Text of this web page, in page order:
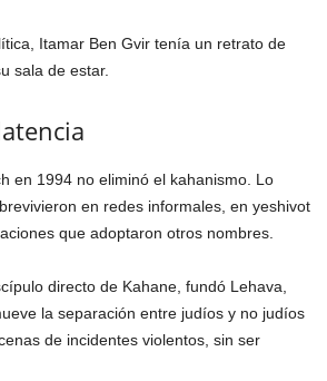
Itamar Ben Gvir tenía un retrato de
sala de estar.
en 1994 no eliminó el kahanismo. Lo
en redes informales, en yeshivot
que adoptaron otros nombres.
directo de Kahane, fundó Lehava,
la separación entre judíos y no judíos
de incidentes violentos, sin ser